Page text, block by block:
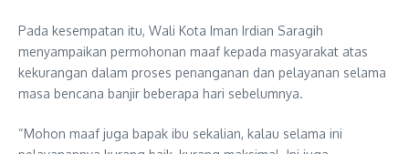
Pada kesempatan itu, Wali Kota Iman Irdian Saragih
menyampaikan permohonan maaf kepada masyarakat atas
kekurangan dalam proses penanganan dan pelayanan selama
masa bencana banjir beberapa hari sebelumnya.
“Mohon maaf juga bapak ibu sekalian, kalau selama ini